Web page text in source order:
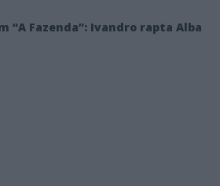
“A Fazenda”: Ivandro rapta Alba